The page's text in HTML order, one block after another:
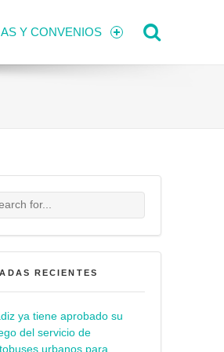
Y CONVENIOS
RECIENTES
ya tiene aprobado su
del servicio de
urbanos para